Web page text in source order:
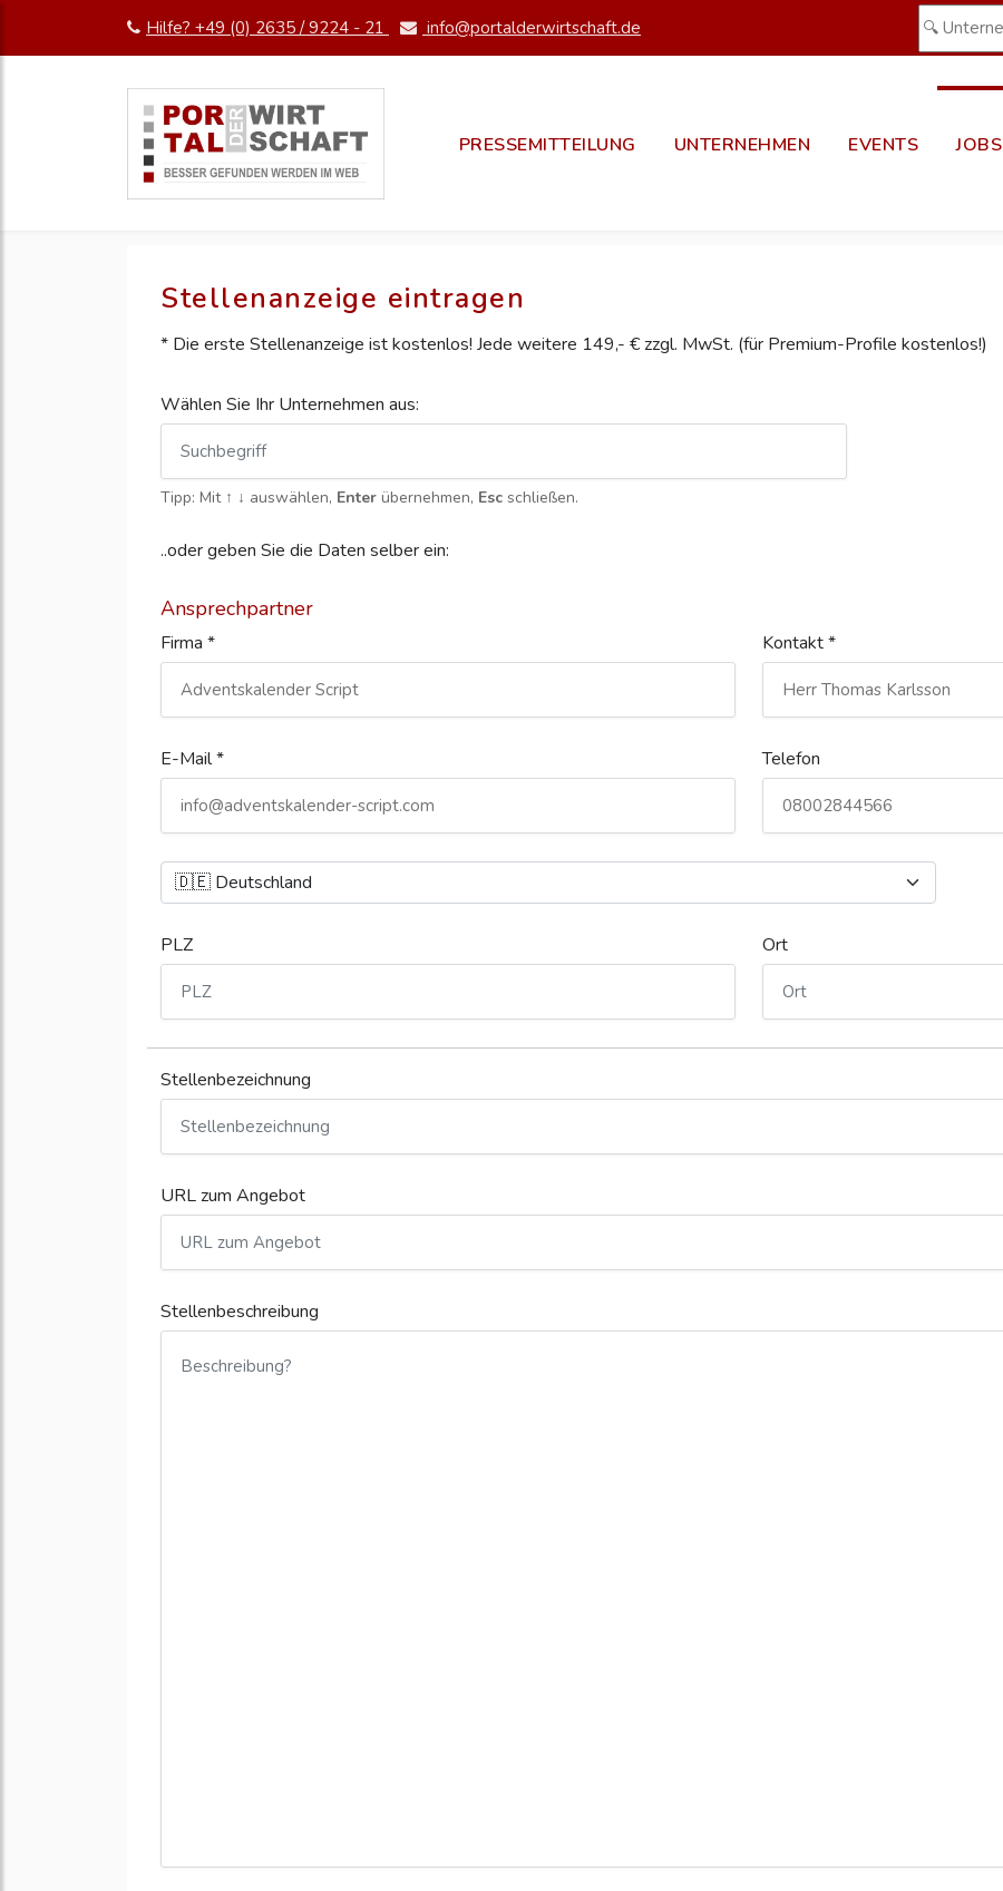
Hilfe? +49 (0) 2635 / 9224 - 21 info@portalderwirtschaft.de
PRESSEMITTEILUNG UNTERNEHMEN EVENTS JOBS
Stellenanzeige eintragen
* Die erste Stellenanzeige ist kostenlos! Jede weitere 149,- € zzgl. MwSt. (für Premium-Profile kostenlos!)
Wählen Sie Ihr Unternehmen aus:
Tipp: Mit ↑ ↓ auswählen, Enter übernehmen, Esc schließen.
..oder geben Sie die Daten selber ein:
Ansprechpartner
Firma * Kontakt *
E-Mail * Telefon
PLZ Ort
Stellenbezeichnung
URL zum Angebot
Stellenbeschreibung